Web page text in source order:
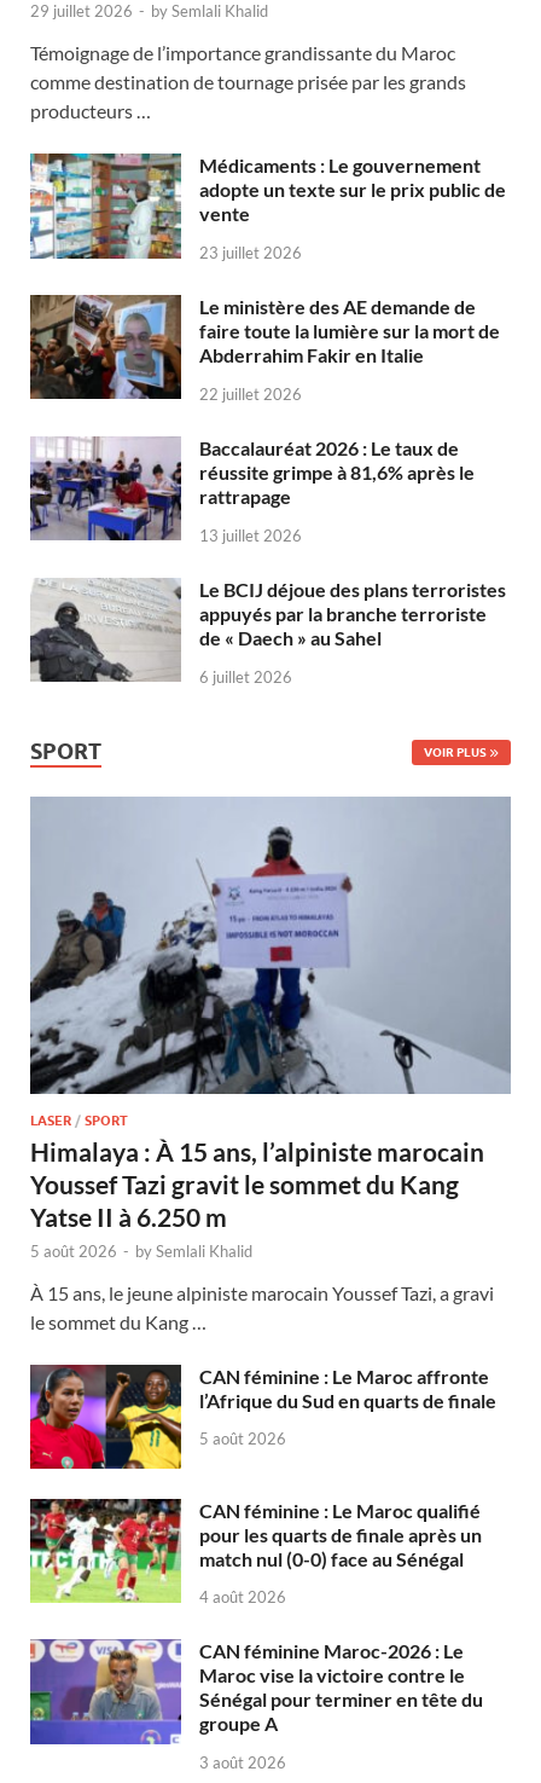
29 juillet 2026 - bySemlali Khalid
Témoignage de l’importance grandissante du Maroc
comme destination de tournage prisée par les grands
producteurs …
Médicaments : Le gouvernement
adopte un texte sur le prix public de
vente
23 juillet 2026
Le ministère des AE demande de
faire toute la lumière sur la mort de
Abderrahim Fakir en Italie
22 juillet 2026
Baccalauréat 2026 : Le taux de
réussite grimpe à 81,6% après le
rattrapage
13 juillet 2026
Le BCIJ déjoue des plans terroristes
appuyés par la branche terroriste
de « Daech » au Sahel
6 juillet 2026
SPORT VOIR PLUS
LASER / SPORT
Himalaya : À 15 ans, l’alpiniste marocain
Youssef Tazi gravit le sommet du Kang
Yatse II à 6.250 m
5 août 2026 - bySemlali Khalid
À 15 ans, le jeune alpiniste marocain Youssef Tazi, a gravi
le sommet du Kang …
CAN féminine : Le Maroc affronte
l’Afrique du Sud en quarts de finale
5 août 2026
CAN féminine : Le Maroc qualifié
pour les quarts de finale après un
match nul (0-0) face au Sénégal
4 août 2026
CAN féminine Maroc-2026 : Le
Maroc vise la victoire contre le
Sénégal pour terminer en tête du
groupe A
3 août 2026